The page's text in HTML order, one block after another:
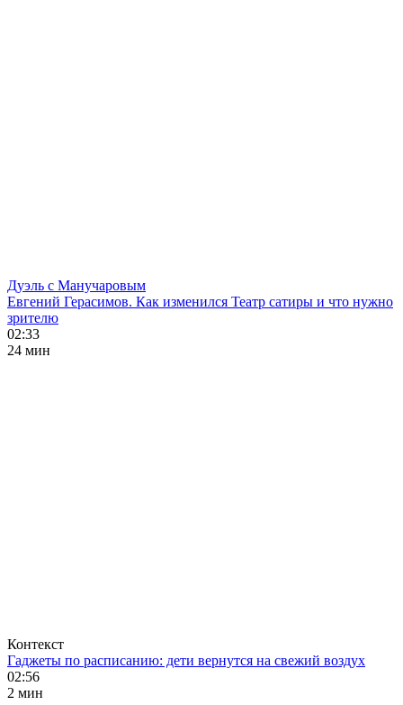
Дуэль с Манучаровым
Евгений Герасимов. Как изменился Театр сатиры и что нужно
зрителю
02:33
24 мин
Контекст
Гаджеты по расписанию: дети вернутся на свежий воздух
02:56
2 мин